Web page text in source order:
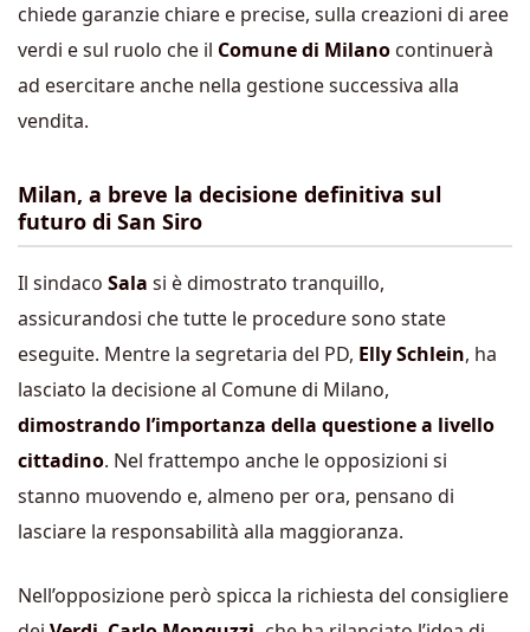
chiede garanzie chiare e precise, sulla creazioni di aree
verdi e sul ruolo che il Comune di Milano continuerà
ad esercitare anche nella gestione successiva alla
vendita.
Milan, a breve la decisione definitiva sul
futuro di San Siro
Il sindaco Sala si è dimostrato tranquillo,
assicurandosi che tutte le procedure sono state
eseguite. Mentre la segretaria del PD, Elly Schlein, ha
lasciato la decisione al Comune di Milano,
dimostrando l’importanza della questione a livello
cittadino. Nel frattempo anche le opposizioni si
stanno muovendo e, almeno per ora, pensano di
lasciare la responsabilità alla maggioranza.
Nell’opposizione però spicca la richiesta del consigliere